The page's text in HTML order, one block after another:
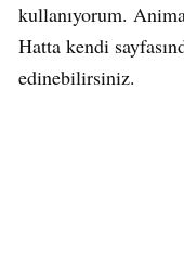
kullanıyorum.
Hatta kendi
edinebilirsiniz.